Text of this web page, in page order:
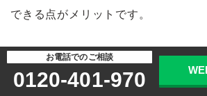
できる点がメリットです。
特に過去の実績が多いM&A仲介会
の実績で培った豊富なネットワーク
お電話でのご相談
0120-401-970